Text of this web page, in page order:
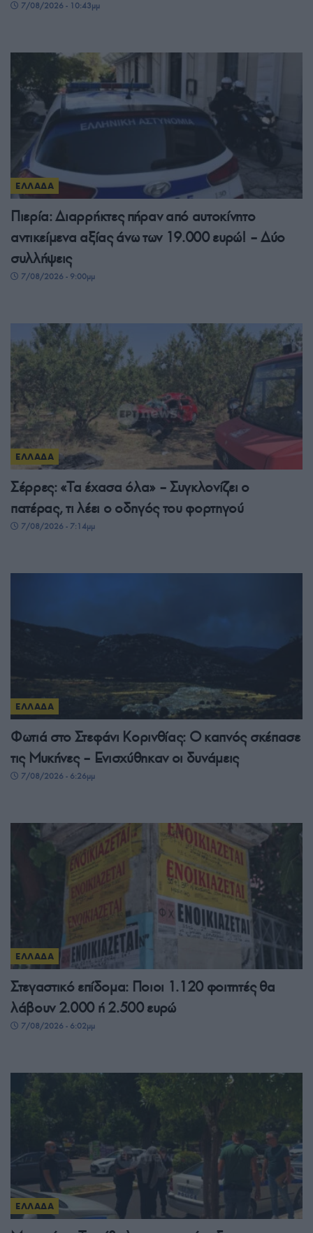
7/08/2026 - 10:43μμ
ΕΛΛΑΔΑ
Πιερία: Διαρρήκτες πήραν από αυτοκίνητο
αντικείμενα αξίας άνω των 19.000 ευρώ! – Δύο
συλλήψεις
7/08/2026 - 9:00μμ
ΕΛΛΑΔΑ
Σέρρες: «Τα έχασα όλα» – Συγκλονίζει ο
πατέρας, τι λέει ο οδηγός του φορτηγού
7/08/2026 - 7:14μμ
ΕΛΛΑΔΑ
Φωτιά στο Στεφάνι Κορινθίας: Ο καπνός σκέπασε
τις Μυκήνες – Ενισχύθηκαν οι δυνάμεις
7/08/2026 - 6:26μμ
ΕΛΛΑΔΑ
Στεγαστικό επίδομα: Ποιοι 1.120 φοιτητές θα
λάβουν 2.000 ή 2.500 ευρώ
7/08/2026 - 6:02μμ
ΕΛΛΑΔΑ